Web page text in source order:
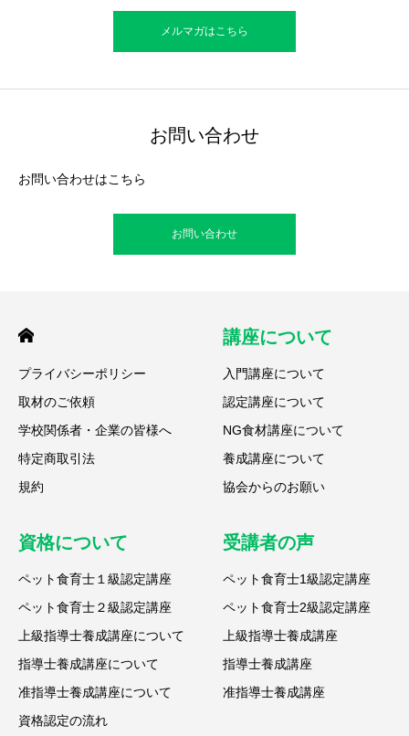
メルマガはこちら
お問い合わせ
お問い合わせはこちら
お問い合わせ
プライバシーポリシー
取材のご依頼
学校関係者・企業の皆様へ
特定商取引法
規約
講座について
入門講座について
認定講座について
NG食材講座について
養成講座について
協会からのお願い
資格について
ペット食育士１級認定講座
ペット食育士２級認定講座
上級指導士養成講座について
指導士養成講座について
准指導士養成講座について
資格認定の流れ
受講者の声
ペット食育士1級認定講座
ペット食育士2級認定講座
上級指導士養成講座
指導士養成講座
准指導士養成講座